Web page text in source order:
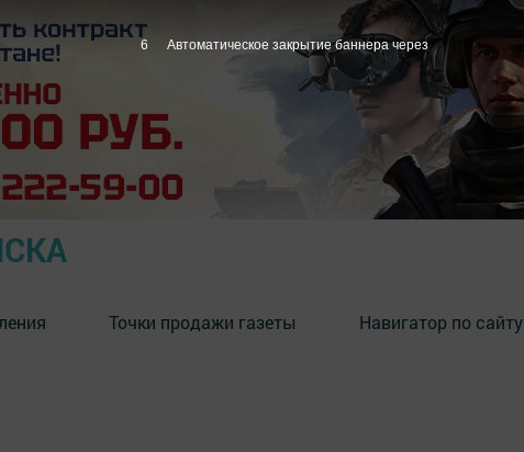
Точки продажи газеты Навигатор по сайту
5 Автоматическое закрытие баннера через